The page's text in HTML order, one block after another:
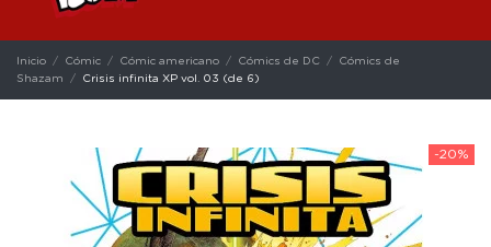
Inicio Cómic Cómic americano Cómics de DC
Cómics de
Shazam
Crisis infinita XP vol. 03 (de 6)
-20%